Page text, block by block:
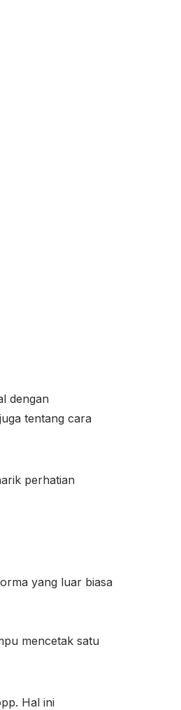
dengan
tentang cara
perhatian
yang luar biasa
mencetak satu
Hal ini